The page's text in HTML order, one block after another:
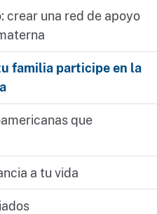
crear una red de apoyo
familia participe en la
que
a tu vida